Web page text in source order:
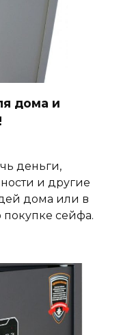
дома и
деньги,
и другие
дома или в
покупке сейфа.